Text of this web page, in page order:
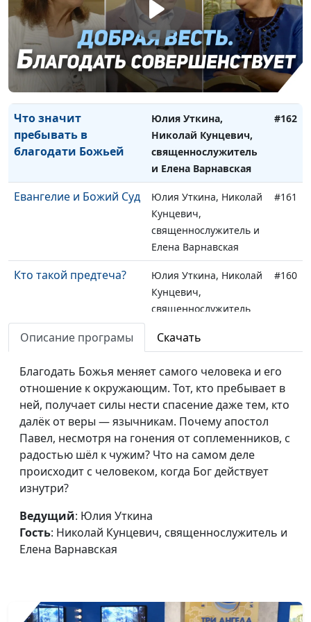
Елена Варнавская
Ждут ли верующего
человека скорби?
Юлия Уткина, Николай
Кунцевич,
священнослужитель и
Елена Варнавская
#163
Что значит
пребывать в
благодати Божьей
Юлия Уткина,
Николай Кунцевич,
священнослужитель
и Елена Варнавская
#162
Евангелие и Божий Суд
Юлия Уткина, Николай
Кунцевич,
священнослужитель и
Елена Варнавская
#161
Кто такой предтеча?
Юлия Уткина, Николай
Кунцевич,
священнослужитель
#160
Нужен ли народу
Юлия Уткина, Николай
Кунцевич,
священнослужитель
Как ангелы служат
сильным мира сего?
Юлия Уткина, Николай
Кунцевич,
священнослужитель и
Елена Варнавская
Видимое и невидимое
служение ангелов
Юлия Уткина, Николай
Для чего нужна
Елена Варнавская
Описание програмы Скачать
Благодать Божья меняет самого человека и его
отношение к окружающим. Тот, кто пребывает в
ней, получает силы нести спасение даже тем, кто
далёк от веры — язычникам. Почему апостол
Павел, несмотря на гонения от соплеменников, с
радостью шёл к чужим? Что на самом деле
происходит с человеком, когда Бог действует
изнутри?
Ведущий: Юлия Уткина
Гость: Николай Кунцевич, священнослужитель и
Елена Варнавская